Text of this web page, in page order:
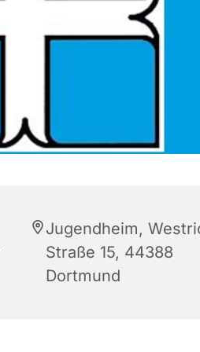
Jugendheim,
Straße 15, 44388
Dortmund